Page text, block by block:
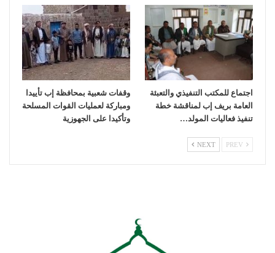
اجتماع للمكتب التنفيذي والتعبئة
العامة بريف إب لمناقشة خطة
تنفيذ فعاليات المولد…
وقفات شعبية بمحافظة إب تأييدا
ومباركة لعمليات القوات المسلحة
وتأكيدا على الجهوزية
NEXT